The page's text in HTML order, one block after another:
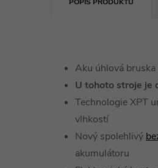
Aku úhlová
U tohoto stroje je
Technologie XPT
vlhkostí
Nový spolehlivý
akumulátoru